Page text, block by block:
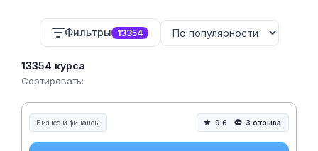
Фильтры 13354
13354 курса
Сортировать:
Бизнес и финансы 9.6 3 отзыва